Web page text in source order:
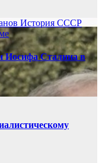
История СССР
Иосифа Сталина в